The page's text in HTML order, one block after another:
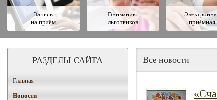
Запись
на приём
Вниманию
льготников
приёмная
РАЗДЕЛЫ САЙТА
Главная
Новости
Все новости